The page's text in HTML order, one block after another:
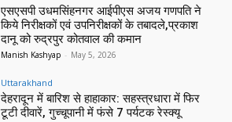
एसएसपी उधमसिंहनगर आईपीएस अजय गणपति ने
किये निरीक्षकों एवं उपनिरीक्षकों के तबादले,प्रकाश
दानू को रुद्रपुर कोतवाल की कमान
Manish Kashyap - May 5, 2026
Uttarakhand
देहरादून में बारिश से हाहाकार: सहस्त्रधारा में फिर
टूटी दीवारें, गुच्चूपानी में फंसे 7 पर्यटक रेस्क्यू